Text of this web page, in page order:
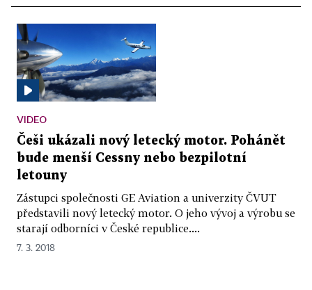
VIDEO
Češi ukázali nový letecký motor. Pohánět
bude menší Cessny nebo bezpilotní
letouny
Zástupci společnosti GE Aviation a univerzity ČVUT
představili nový letecký motor. O jeho vývoj a výrobu se
starají odborníci v České republice....
7. 3. 2018